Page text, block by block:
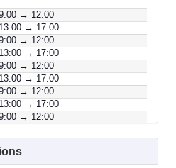
→ 12:00
13:00 → 17:00
→ 12:00
13:00 → 17:00
→ 12:00
13:00 → 17:00
→ 12:00
13:00 → 17:00
→ 12:00